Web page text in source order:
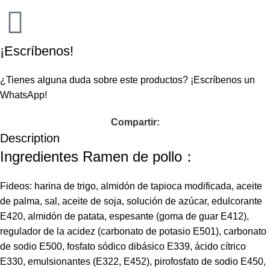
¡Escríbenos!
¿Tienes alguna duda sobre este productos? ¡Escríbenos un
WhatsApp!
Compartir:
Description
Ingredientes Ramen de pollo：
Fideos: harina de trigo, almidón de tapioca modificada, aceite
de palma, sal, aceite de soja, solución de azúcar, edulcorante
E420, almidón de patata, espesante (goma de guar E412),
regulador de la acidez (carbonato de potasio E501), carbonato
de sodio E500, fosfato sódico dibásico E339, ácido cítrico
E330, emulsionantes (E322, E452), pirofosfato de sodio E450,